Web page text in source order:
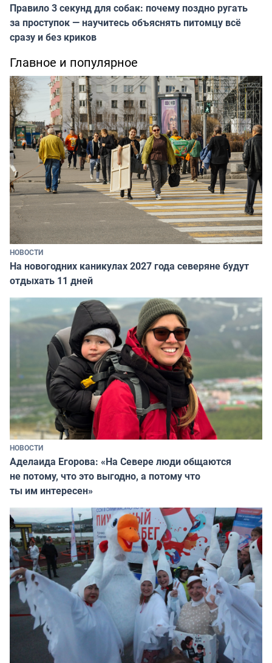
Правило 3 секунд для собак: почему поздно ругать
за проступок — научитесь объяснять питомцу всё
сразу и без криков
Главное и популярное
НОВОСТИ
На новогодних каникулах 2027 года северяне будут
отдыхать 11 дней
НОВОСТИ
Аделаида Егорова: «На Севере люди общаются
не потому, что это выгодно, а потому что
ты им интересен»